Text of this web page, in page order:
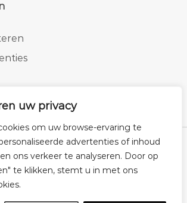
uw privacy
om uw browse-ervaring te
advertenties of inhoud
ons verkeer te analyseren. Door op
te klikken, stemt u in met ons
Cookies Privacybeleid Disclaimer